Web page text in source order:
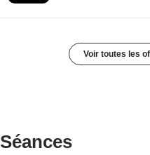
Voir toutes les
Séances